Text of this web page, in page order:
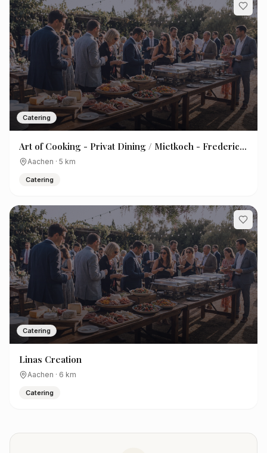
Catering
Art of Cooking - Privat Dining / Mietkoch - Frederic
Gerhold
Aachen · 5 km
Catering
Catering
Linas Creation
Aachen · 6 km
Catering